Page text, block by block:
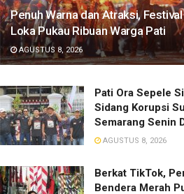
Penuh Warna dan Atraksi,
Loka Pukau Ribuan Warga Pati
AGUSTUS 8, 2026
Pati Ora Sepele
Sidang Korupsi
Semarang Senin
AGUSTUS 8, 2026
​Berkat TikTok,
Bendera Merah